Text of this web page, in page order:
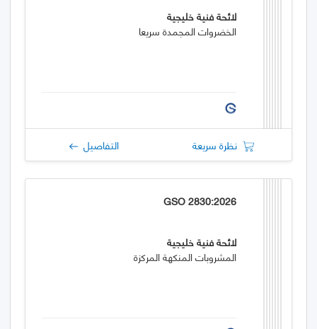
لائحة فنية خليجية
الخضروات المجمدة سريعا
نظرة سريعة التفاصيل
GSO 2830:2026
لائحة فنية خليجية
المشروبات المنكهة المركزة